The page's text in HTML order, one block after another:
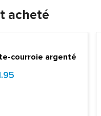
acheté
courroie argenté